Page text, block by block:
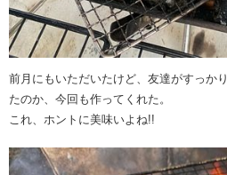
前月にもいただいたけど、友達がすっか
たのか、今回も作ってくれた。
これ、ホントに美味いよね!!